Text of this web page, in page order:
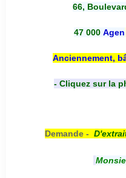
66,
47 000 Agen
Anciennement,
- Cliquez sur la
Demande - D'e